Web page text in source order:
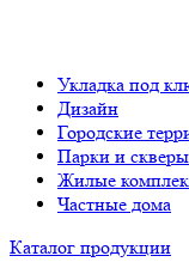
Укладка под
Дизайн
Городские
Парки и скверы
Жилые
Частные дома
Каталог продукции